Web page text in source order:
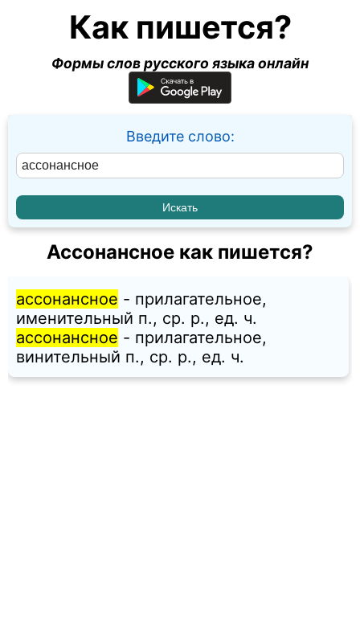
Как пишется?
Формы слов русского языка онлайн
Введите слово:
Ассонансное как пишется?
ассонансное - прилагательное,
именительный п., ср. p., ед. ч.
ассонансное - прилагательное,
винительный п., ср. p., ед. ч.